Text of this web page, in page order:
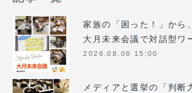
家族の「困った！」か
大月未来会議で対話型ワ
2026.08.06 15:00
メディアと選挙の「判断